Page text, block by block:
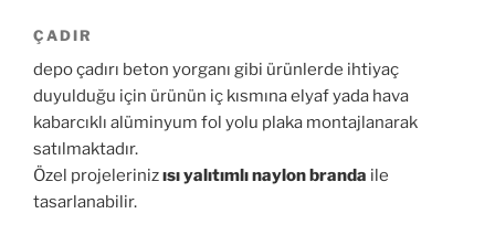
ÇADIR
depo çadırı beton yorganı gibi ürünlerde ihtiyaç
duyulduğu için ürünün iç kısmına elyaf yada hava
kabarcıklı alüminyum fol yolu plaka montajlanarak
satılmaktadır.
Özel projelerinizısı yalıtımlı naylon branda ile
tasarlanabilir.